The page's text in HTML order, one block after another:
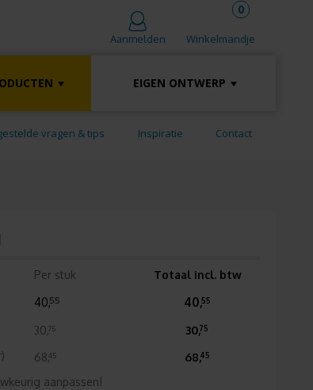
Aanmelden Winkelmandje
0
EIGEN ONTWERP
vragen & tips Inspiratie Contact
Per stuk Totaal incl. btw
40,55 40,55
30,75 30,75
68,45 68,45
aanpassen!